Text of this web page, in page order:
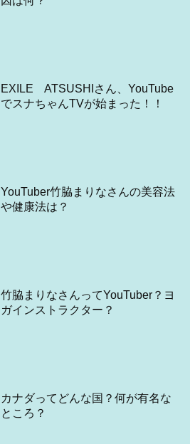
EXILE ATSUSHIさん、YouTube
でスナちゃんTVが始まった！！
YouTuber竹脇まりなさんの美容法
や健康法は？
竹脇まりなさんってYouTuber？ヨ
ガインストラクター？
カナダってどんな国？何が有名な
ところ？